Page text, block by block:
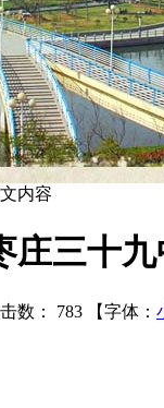
内容
庄三十九
数： 783 【字体：